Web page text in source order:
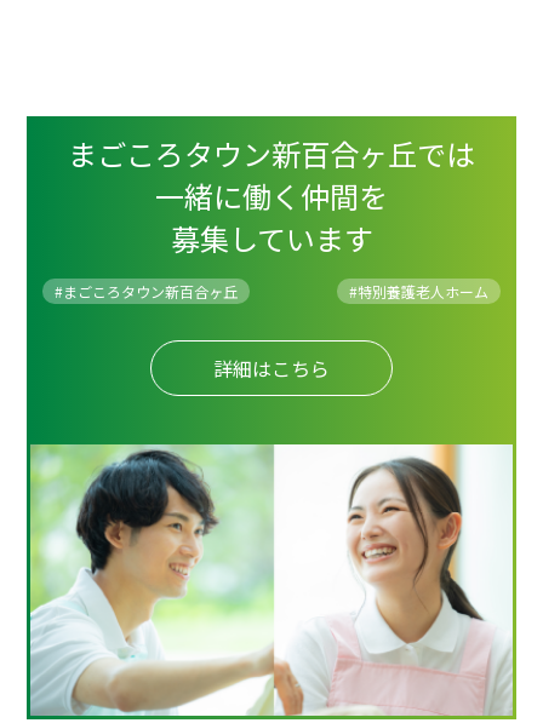
まごころタウン新百合ヶ丘では
一緒に働く仲間を
募集しています
#まごころタウン新百合ヶ丘 #特別養護老人ホーム
詳細はこちら